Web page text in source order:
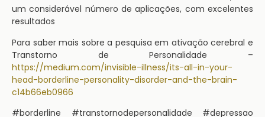
um considerável número de aplicações, com excelentes
resultados
Para saber mais sobre a pesquisa em ativação cerebral e
Transtorno de Personalidade –
https://medium.com/invisible-illness/its-all-in-your-
head-borderline-personality-disorder-and-the-brain-
c14b66eb0966
#borderline #transtornodepersonalidade #depressao